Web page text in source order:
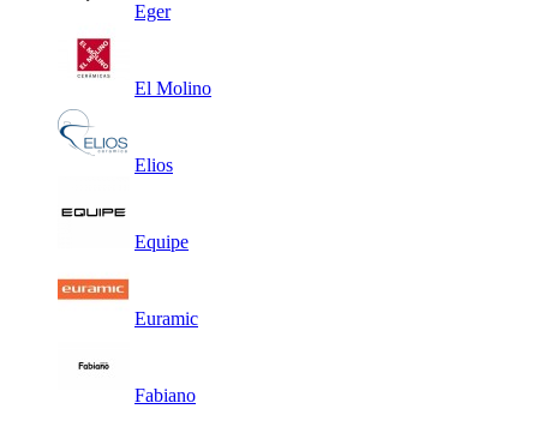
Eger
El Molino
Elios
Equipe
Euramic
Fabiano